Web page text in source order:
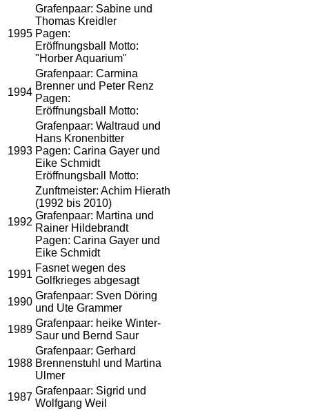
1995
Grafenpaar: Sabine und
Thomas Kreidler
Pagen:
Eröffnungsball Motto:
"Horber Aquarium"
1994
Grafenpaar: Carmina
Brenner und Peter Renz
Pagen:
Eröffnungsball Motto:
1993
Grafenpaar: Waltraud und
Hans Kronenbitter
Pagen: Carina Gayer und
Eike Schmidt
Eröffnungsball Motto:
1992
Zunftmeister: Achim Hierath
(1992 bis 2010)
Grafenpaar: Martina und
Rainer Hildebrandt
Pagen: Carina Gayer und
Eike Schmidt
1991
Fasnet wegen des
Golfkrieges abgesagt
1990
Grafenpaar: Sven Döring
und Ute Grammer
1989
Grafenpaar: heike Winter-
Saur und Bernd Saur
1988
Grafenpaar: Gerhard
Brennenstuhl und Martina
Ulmer
1987
Grafenpaar: Sigrid und
Wolfgang Weil